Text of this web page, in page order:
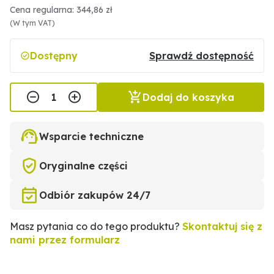
Cena regularna: 344,86 zł
(W tym VAT)
Dostępny Sprawdź dostępność
Dodaj do koszyka
Wsparcie techniczne
Oryginalne części
Odbiór zakupów 24/7
Masz pytania co do tego produktu? Skontaktuj się z
nami przez formularz